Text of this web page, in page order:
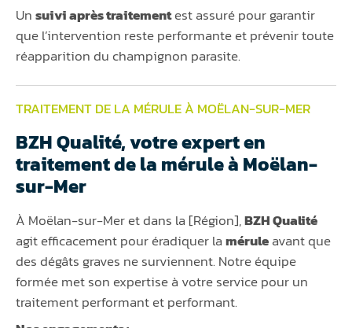
Unsuivi après traitementest assuré pour garantir
que l’intervention reste performante et prévenir toute
réapparition du champignon parasite.
TRAITEMENT DE LA MÉRULE À MOËLAN-SUR-MER
BZH Qualité, votre expert en
traitement de la mérule à Moëlan-
sur-Mer
À Moëlan-sur-Mer et dans la [Région],BZH Qualité
agit efficacement pour éradiquer laméruleavant que
des dégâts graves ne surviennent. Notre équipe
formée met son expertise à votre service pour un
traitement performant et performant.